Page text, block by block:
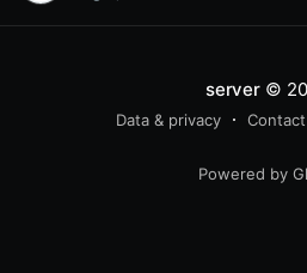
server©
Data & privacy Contact
Powered by